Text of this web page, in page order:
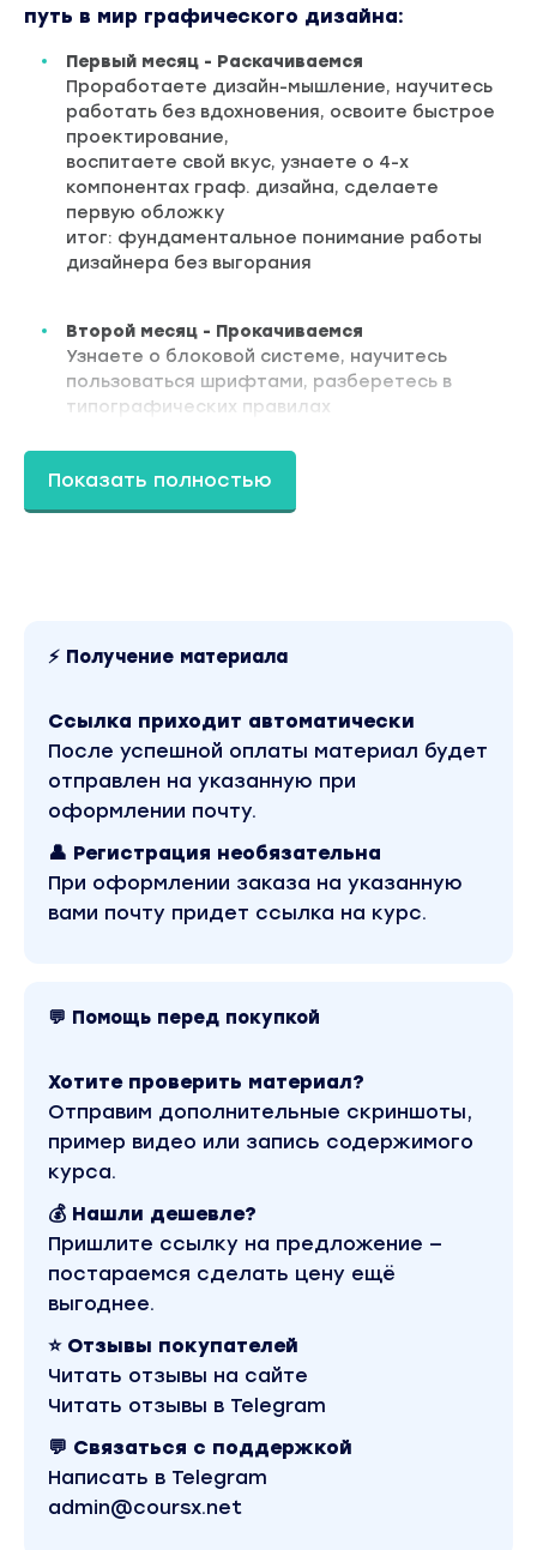
путь в мир графического дизайна:
Первый месяц - Раскачиваемся
Проработаете дизайн-мышление, научитесь
работать без вдохновения, освоите быстрое
проектирование,
воспитаете свой вкус, узнаете о 4-х
компонентах граф. дизайна, сделаете
первую обложку
итог: фундаментальное понимание работы
дизайнера без выгорания
Второй месяц - Прокачиваемся
Узнаете о блоковой системе, научитесь
пользоваться шрифтами, разберетесь в
типографических правилах
разберетесь в иерархии акцентов,
научитесь создавать воронку слайдов
итог: плотная база построения
пользоваться midjourney, сделаете
бренд
итог: сформированные навыки прибыльного
дизайна на маркетплейсах
3 месяца плотного, сложного обучения
дизайну
в результате прохождения всех модулей вы
обретете понимание качественного
подкреплена нескучной практикой,
Содержание авторской программы:
пройдем от мышления топового дизайнера
до фирменного портфолио
1 модуль. Мышление топ-дизайнера
Вступительная база, разъяснение о
процессах обучения и движении к
результатам. Что нужно сделать перед
вторым модулем.
Как нужно думать, чтобы быть лучшим
дизайнера.
Как добавить себе уверенность и не
обращать внимание на других. Синдром
Показать полностью
⚡ Получение материала
Ссылка приходит автоматически
После успешной оплаты материал будет
отправлен на указанную при
оформлении почту.
👤 Регистрация необязательна
При оформлении заказа на указанную
вами почту придет ссылка на курс.
💬 Помощь перед покупкой
Хотите проверить материал?
Отправим дополнительные скриншоты,
пример видео или запись содержимого
курса.
💰 Нашли дешевле?
Пришлите ссылку на предложение —
постараемся сделать цену ещё
выгоднее.
⭐ Отзывы покупателей
Читать отзывы на сайте
Читать отзывы в Telegram
💬 Связаться с поддержкой
Написать в Telegram
admin@coursx.net